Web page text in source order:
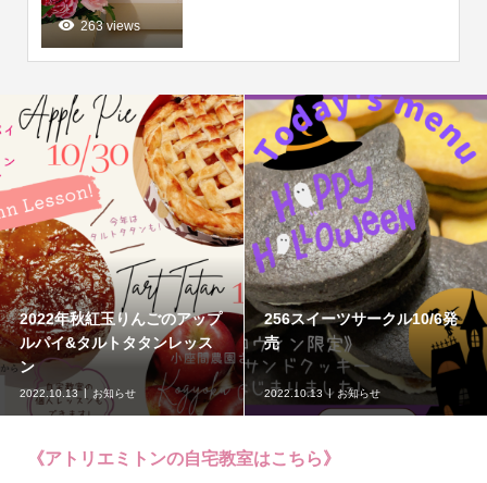
263 views
10/9フィットネスフード講座
開催❣️
2022.10.04 お知らせ
256スイーツサークル発売情
報8/11
2022.08.12 お知らせ
《アトリエミトンの自宅教室はこちら》